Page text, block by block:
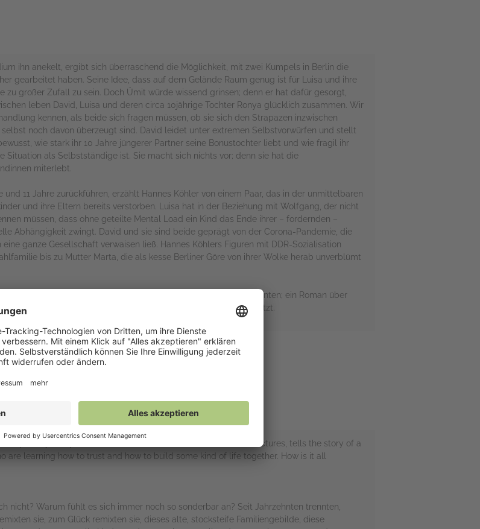
ihn anekelt, ergibt sich überraschend die Möglichkeit, mit zwei Kumpels in Berlin die
gearbeitet haben. Seine Idee, dass auf dem Gelände Raum genug ist für Luisa und ihre
zu großer Zufall zu sein. Doch Ümit würde wissend grinsen; denn er hat dafür gesorgt,
leben David, Luisa und deren circa 10jährige Tochter Ronya glücklich zusammen. Wir
kennen, als beide sich fragen müssen, ob sie sich den Strapazen inzwischen
noch davon überzeugt sind. David leidet unter extremen Selbstvorwürfen und stellt
wie stark ihr 10 Jahre jüngerer Partner seine Bonustochter liebt und wie fragil ihr
als Selbstständige ist. Sie macht sich nichts vor; denn sie hat die
miterlebt.
11 Jahre zurückführen, erzählt Hannes Köhler von einem Paar, das in der unmittelbaren
und ihre Eltern bereits verstorben. Luisa hat in der Beziehung mit Wolfgang, der nicht
müssen, dass ohne geteilte Mental Load ein Kind das Ende ihrer – fordernden –
Abhängigkeit zwingt. David und sie sind beide geprägt von der Corona-Pandemie, die
ganze Gesellschaft verwaisen ließ. Hannes Köhlers Figuren mit DDR-Sozialisation
bis zu Mutter Marta, die als kesse Berliner Göre von ihrer Wolke herab unverblümt
liebenswert normale Menschen, die unsere Nachbarn sein könnten; ein Roman über
nicht artikulierte Verletzungen und die Versöhnung mit dem Jetzt.
composed. Zehn Bilder einer Liebe / A Love in Ten Pictures, tells the story of a
are learning how to trust and how to build some kind of life together. How is it all
nicht? Warum fühlt es sich immer noch so sonderbar an? Seit Jahrzehnten trennten,
sie, zum Glück remixten sie, dieses alte, stocksteife Familiengebilde, diese